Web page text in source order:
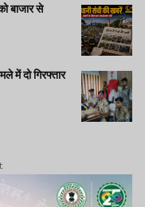
बाजार से
में दो गिरफ्तार